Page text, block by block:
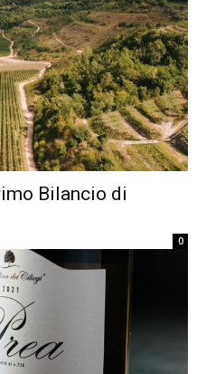
Bilancio di
0